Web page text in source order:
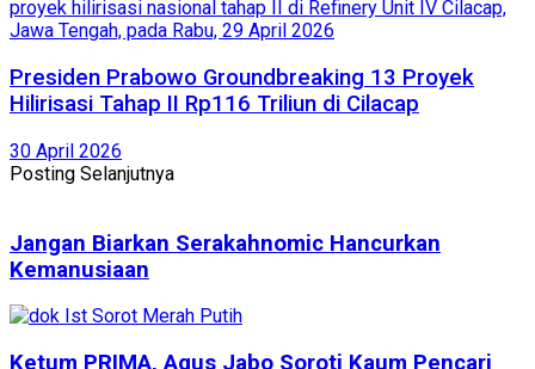
Presiden Prabowo Groundbreaking 13 Proyek
Hilirisasi Tahap II Rp116 Triliun di Cilacap
30 April 2026
Posting Selanjutnya
Jangan Biarkan Serakahnomic Hancurkan
Kemanusiaan
Ketum PRIMA, Agus Jabo Soroti Kaum Pencari